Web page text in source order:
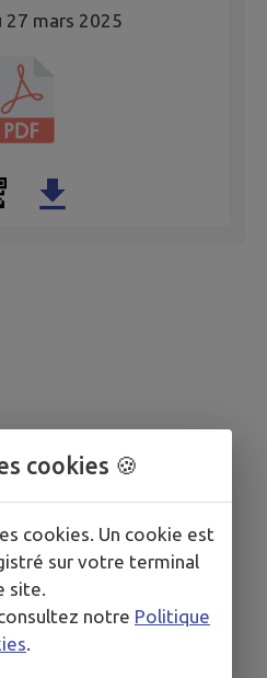
27 mars 2025
cookies 🍪
cookies. Un cookie est
sur votre terminal
site.
notre Politique
.